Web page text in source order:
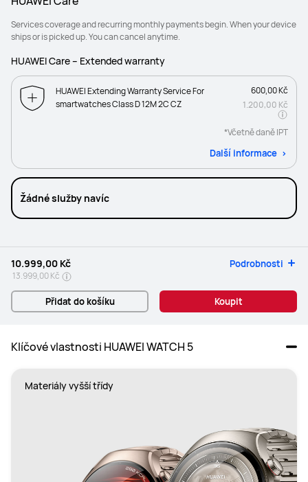
Services coverage and recurring monthly payments begin. When your device
ships or is picked up. You can cancel anytime.
HUAWEI Care – Extended warranty
HUAWEI Extending Warranty Service For
smartwatches Class D 12M 2C CZ
600,00 Kč
1.200,00 Kč
*Včetně daně IPT
Další informace
Žádné služby navíc
10.999,00 Kč Podrobnosti
13.999,00 Kč
Přidat do košíku Koupit
Klíčové vlastnosti HUAWEI WATCH 5
Materiály vyšší třídy